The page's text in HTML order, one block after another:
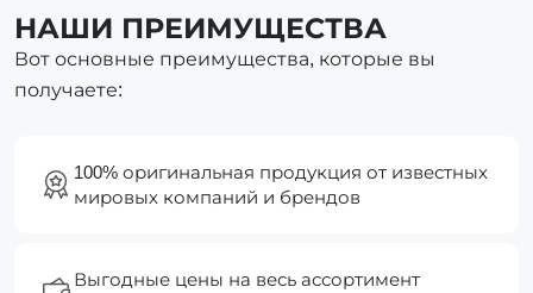
НАШИ ПРЕИМУЩЕСТВА
Вот основные преимущества, которые вы
получаете:
100% оригинальная продукция от известных
мировых компаний и брендов
Выгодные цены на весь ассортимент